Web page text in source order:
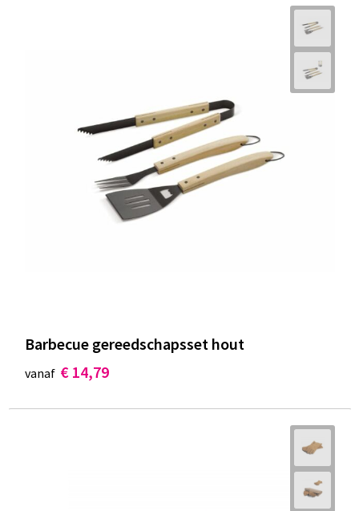
Barbecue gereedschapsset hout
vanaf € 14,79